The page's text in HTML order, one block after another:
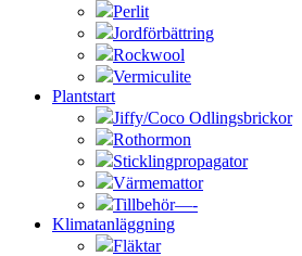
Perlit
Jordförbättring
Rockwool
Vermiculite
Plantstart
Jiffy/Coco Odlingsbrickor
Rothormon
Sticklingpropagator
Värmemattor
Tillbehör—-
Klimatanläggning
Fläktar